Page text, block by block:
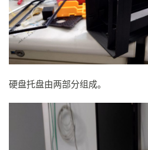
硬盘托盘由两部分组成。